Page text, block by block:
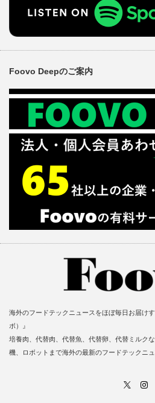
Foovo Deepのご案内
海外のフードテックニュースをほぼ毎日お届け
ボ）』
培養肉、代替肉、代替魚、代替卵、代替ミルク
機、ロボットまで海外の最新のフードテックニュ